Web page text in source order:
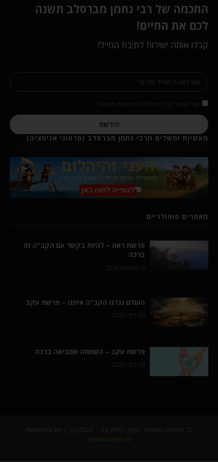
החכמה של רבי נחמן מברסלב תשנה
לכם את החיים!
קבלו אותה ישירות לתיבת המייל!
הירשם
מעשיות ומשלים מרבי נחמן מברסלב (סרטוני אנימציה)
מאמרים פופולריים
פרשת ראה – להיות בקשר עם הקב"ה זה
ברכה
6 באוגוסט 2026
העולם נגדנו הקב"ה איתנו – פרשת עקב
30 ביולי 2026
פרשת עקב – השמחה שמביאה ברכה
30 ביולי 2026
nextbracket.io